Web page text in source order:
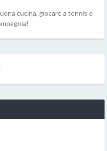
cucina, giocare a tennis e